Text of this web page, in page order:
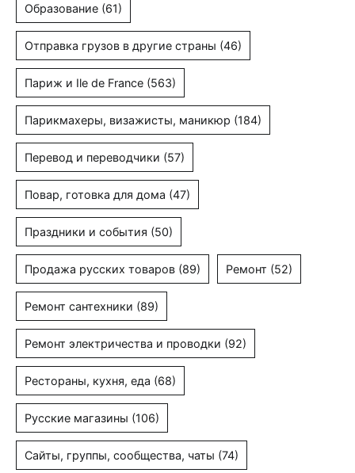
Образование (61)
Отправка грузов в другие страны (46)
Париж и Ile de France (563)
Парикмахеры, визажисты, маникюр (184)
Перевод и переводчики (57)
Повар, готовка для дома (47)
Праздники и события (50)
Продажа русских товаров (89) Ремонт (52)
Ремонт сантехники (89)
Ремонт электричества и проводки (92)
Рестораны, кухня, еда (68)
Русские магазины (106)
Сайты, группы, сообщества, чаты (74)